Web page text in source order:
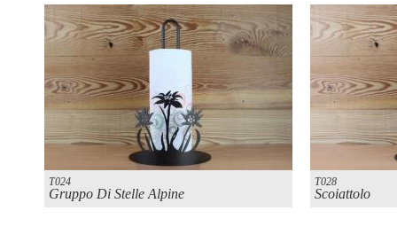
T024
Gruppo Di Stelle Alpine
T028
Scoiattolo